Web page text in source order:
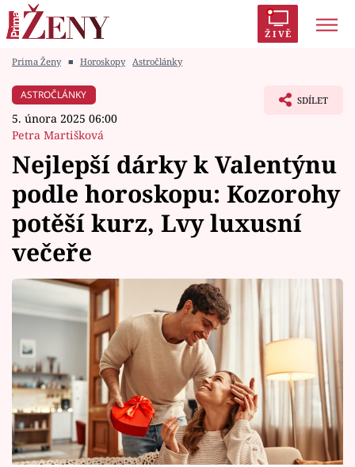
ŽIVĚ
Módní alarm
Témata
Celebrity
Vztahy
Seriály
Horoskopy
Sledujte prima+
Filmový festival Karlovy Vary
Prima Ženy ■ Horoskopy Astročlánky
ASTROČLÁNKY
5. února 2025 06:00
Petra Martišková
SDÍLET
Nejlepší dárky k Valentýnu
podle horoskopu: Kozorohy
potěší kurz, Lvy luxusní
večeře